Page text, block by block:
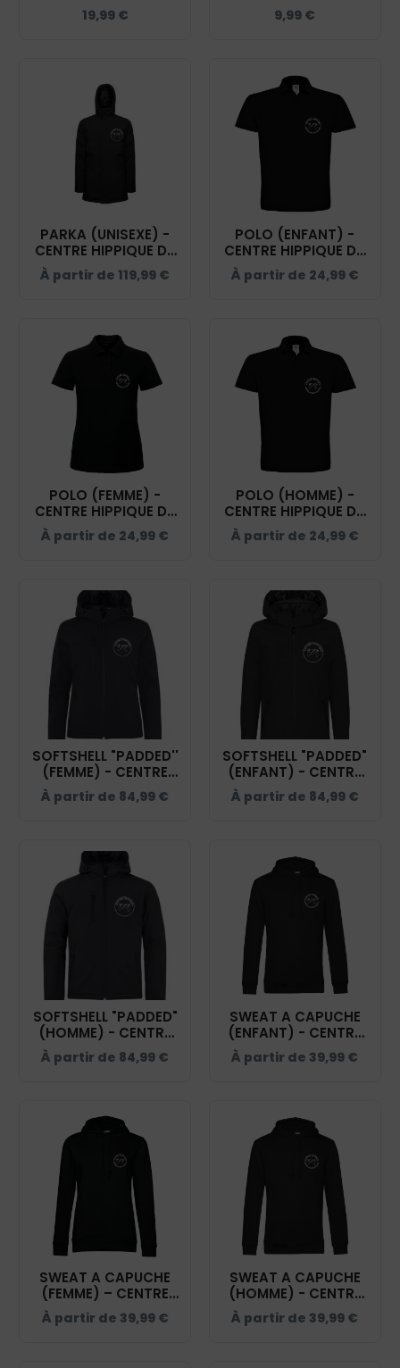
ÉQUESTRE DU
TERRITOIRE DE
19,99 €
TERRITOIRE DE
BELFORT - MUG001
9,99 €
PARKA (UNISEXE) -
CENTRE HIPPIQUE DU
TERRITOIRE DE
BELFORT - NOIR -
À partir de 119,99 €
POLO (ENFANT) -
CENTRE HIPPIQUE DU
TERRITOIRE DE
BELFORT - NOIR -
À partir de 24,99 €
POLO (FEMME) -
CENTRE HIPPIQUE DU
TERRITOIRE DE
BELFORT - NOIR -
À partir de 24,99 €
POLO (HOMME) -
CENTRE HIPPIQUE DU
TERRITOIRE DE
BELFORT - NOIR -
À partir de 24,99 €
SOFTSHELL "PADDED''
(FEMME) - CENTRE
HIPPIQUE DU
TERRITOIRE DE
À partir de 84,99 €
SOFTSHELL "PADDED"
(ENFANT) - CENTRE
HIPPIQUE DU
TERRITOIRE DE
À partir de 84,99 €
SOFTSHELL "PADDED"
(HOMME) - CENTRE
HIPPIQUE DU
TERRITOIRE DE
À partir de 84,99 €
SWEAT A CAPUCHE
(ENFANT) - CENTRE
HIPPIQUE DU
TERRITOIRE DE
À partir de 39,99 €
SWEAT A CAPUCHE
(FEMME) – CENTRE
HIPPIQUE DU
TERRITOIRE DE
À partir de 39,99 €
SWEAT A CAPUCHE
(HOMME) - CENTRE
HIPPIQUE DU
TERRITOIRE DE
À partir de 39,99 €